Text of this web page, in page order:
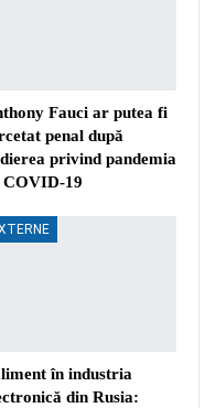
Fauci ar putea fi
penal după
privind pandemia
COVID-19
în industria
din Rusia: